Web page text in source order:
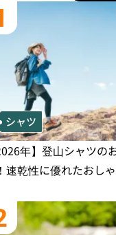
シャツ
年】登山シャツの
速乾性に優れたおし